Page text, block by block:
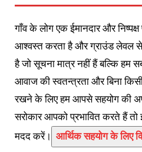
गाँव के लोग एक ईमानदार और
आश्वस्त करता है और ग्राउंड लेवल
है जो सूचना मात्र नहीं हैं बल्कि हम
आवाज की स्वतन्त्रता और बिना
रखने के लिए हम आपसे सहयोग की
सरोकार आपको प्रभावित करते हैं
मदद करें। आर्थिक सहयोग के लिए